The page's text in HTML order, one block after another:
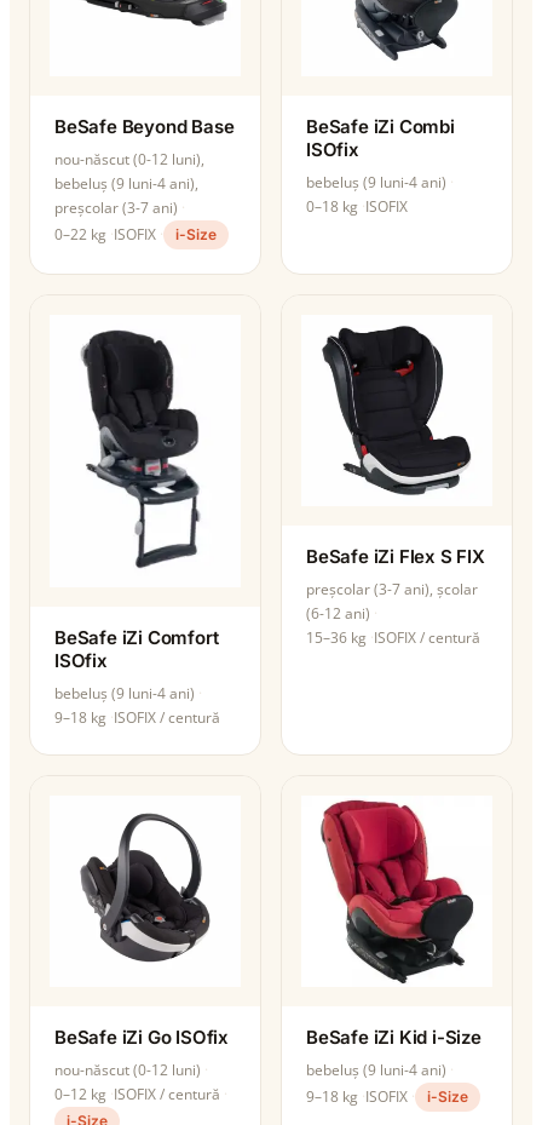
BeSafe Beyond Base
nou-născut (0-12 luni),
bebeluș (9 luni-4 ani),
preșcolar (3-7 ani)
0–22 kg ISOFIX i-Size
BeSafe iZi Combi
ISOfix
bebeluș (9 luni-4 ani)
0–18 kg ISOFIX
BeSafe iZi Comfort
ISOfix
bebeluș (9 luni-4 ani)
9–18 kg ISOFIX / centură
BeSafe iZi Flex S FIX
preșcolar (3-7 ani), școlar
(6-12 ani)
15–36 kg ISOFIX / centură
BeSafe iZi Go ISOfix
nou-născut (0-12 luni)
0–12 kg ISOFIX / centură
i-Size
BeSafe iZi Kid i-Size
bebeluș (9 luni-4 ani)
9–18 kg ISOFIX i-Size